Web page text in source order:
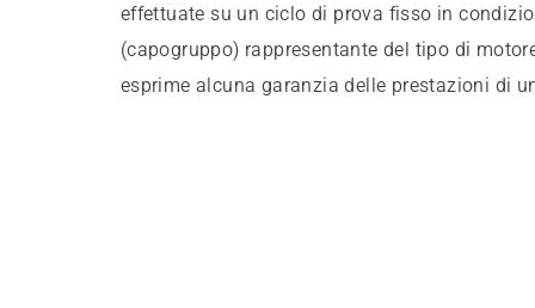
effettuate su un ciclo di prova fisso in
(capogruppo) rappresentante del tipo di
esprime alcuna garanzia delle prestazioni di